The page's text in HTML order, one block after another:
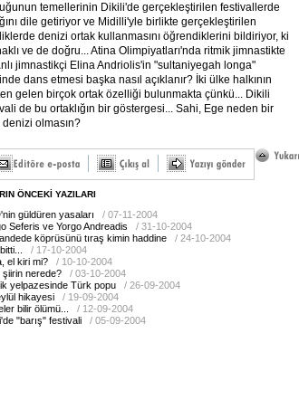
temellerinin Dikili'de gerçekleştirilen festivallerde
dile getiriyor ve Midilli'yle birlikte gerçekleştirilen
denizi ortak kullanmasını öğrendiklerini bildiriyor, ki
ve de doğru... Atina Olimpiyatları'nda ritmik jimnastikte
jimnastikçi Elina Andriolis'in "sultaniyegah longa"
dans etmesi başka nasıl açıklanır? İki ülke halkının
gelen birçok ortak özelliği bulunmakta çünkü... Dikili
de bu ortaklığın bir göstergesi... Sahi, Ege neden bir
denizi olmasın?
ÖNCEKİ YAZILARI
güldüren yasaları
/ 07-11-2004
Seferis ve Yorgo Andreadis
/ 31-10-2004
köprüsünü tıraş kimin haddine
/ 24-10-2004
/ 17-10-2004
el kiri mi?
/ 10-10-2004
şiirin nerede?
/ 03-10-2004
yelpazesinde Türk popu
/ 26-09-2004
hikayesi
/ 19-09-2004
bilir ölümü...
/ 12-09-2004
"barış" festivali
/ 05-09-2004